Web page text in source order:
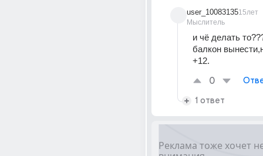
user_10083135
Мыслитель
15лет
и чё делать
балкон
+12.
0
1 ответ